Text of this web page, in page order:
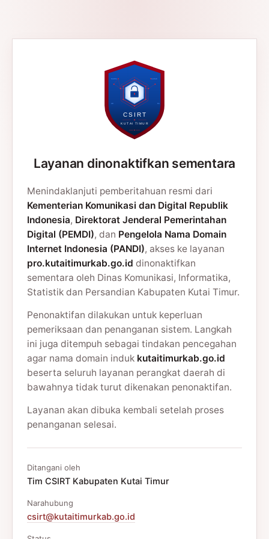
Layanan dinonaktifkan sementara
Menindaklanjuti pemberitahuan resmi dari
Kementerian Komunikasi dan Digital Republik
Indonesia, Direktorat Jenderal Pemerintahan
Digital (PEMDI), dan Pengelola Nama Domain
Internet Indonesia (PANDI), akses ke layanan
pro.kutaitimurkab.go.id dinonaktifkan
sementara oleh Dinas Komunikasi, Informatika,
Statistik dan Persandian Kabupaten Kutai Timur.
Penonaktifan dilakukan untuk keperluan
pemeriksaan dan penanganan sistem. Langkah
ini juga ditempuh sebagai tindakan pencegahan
agar nama domain induk kutaitimurkab.go.id
beserta seluruh layanan perangkat daerah di
bawahnya tidak turut dikenakan penonaktifan.
Layanan akan dibuka kembali setelah proses
penanganan selesai.
Ditangani oleh
Tim CSIRT Kabupaten Kutai Timur
Narahubung
csirt@kutaitimurkab.go.id